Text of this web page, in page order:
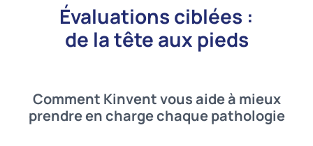
Évaluations ciblées :
de la tête aux pieds
Comment Kinvent vous aide à mieux
prendre en charge chaque pathologie